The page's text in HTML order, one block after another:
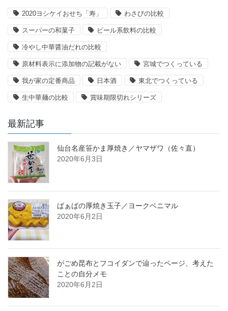
2020ヨシケイおせち「寿」 わさびの比較
スーパーの和菓子 ビール系飲料の比較
冷やし中華醤油だれの比較
原材料表示に添加物の記載がない 宮城でつくっている
我が家の定番商品 日本酒 東北でつくっている
生中華麺の比較 賞味期限切れシリーズ
最新記事
仙台名産笹かま厚焼き／ヤマザワ（佐々直）
2020年6月3日
ばぁばの厚焼き玉子／ヨークベニマル
2020年6月2日
がごめ昆布とフコイダンで辿ったページ、考えた
ことの自分メモ
2020年6月2日